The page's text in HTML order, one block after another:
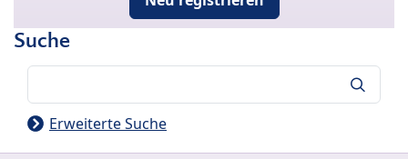
Suche
Erweiterte Suche